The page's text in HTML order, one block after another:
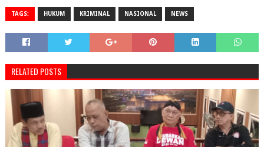
TAGS: HUKUM KRIMINAL NASIONAL NEWS
RELATED POSTS